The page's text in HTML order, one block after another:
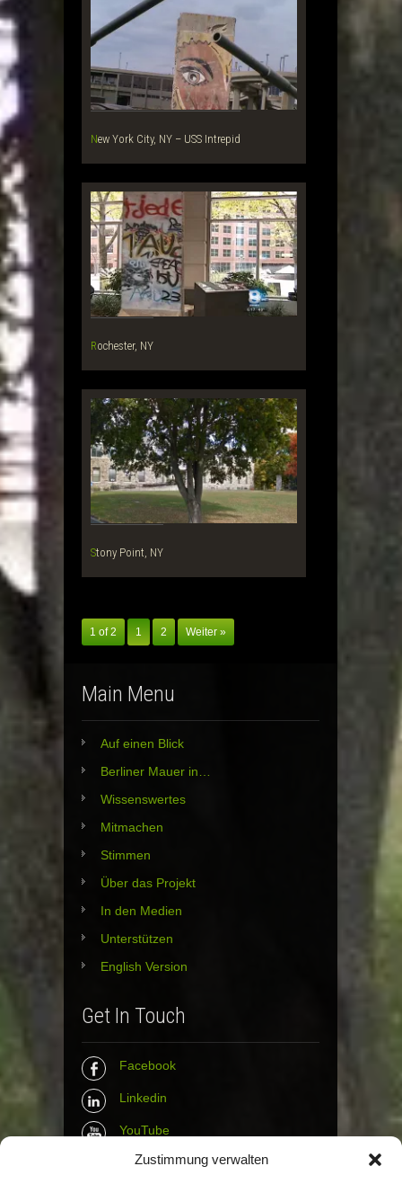
Zustimmung verwalten
New York City, NY – USS Intrepid
Rochester, NY
Stony Point, NY
1 of 2 1 2 Weiter »
Main Menu
Auf einen Blick
Berliner Mauer in…
Wissenswertes
Mitmachen
Stimmen
Über das Projekt
In den Medien
Unterstützen
English Version
Get In Touch
Facebook
Linkedin
YouTube
Instagram